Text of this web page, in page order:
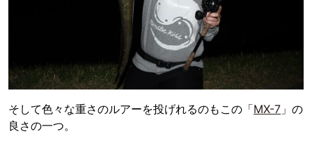
そして色々な重さのルアーを投げれるのもこの「MX-7 」の
良さの一つ。